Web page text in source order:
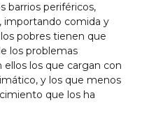
barrios periféricos,
importando comida y
pobres tienen que
los problemas
los que cargan con
y los que menos
que los ha